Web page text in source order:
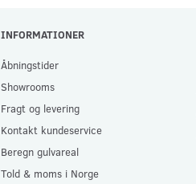
INFORMATIONER
Åbningstider
Showrooms
Fragt og levering
Kontakt kundeservice
Beregn gulvareal
Told & moms i Norge